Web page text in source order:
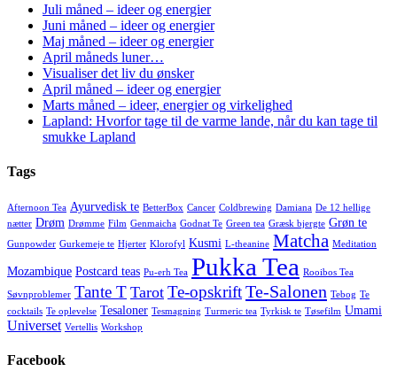
Juli måned – ideer og energier
Juni måned – ideer og energier
Maj måned – ideer og energier
April måneds luner…
Visualiser det liv du ønsker
April måned – ideer og energier
Marts måned – ideer, energier og virkelighed
Lapland: Hvorfor tage til de varme lande, når du kan tage til
smukke Lapland
Tags
Afternoon Tea Ayurvedisk te BetterBox Cancer Coldbrewing Damiana De 12 hellige
nætter Drøm Drømme Film Genmaicha Godnat Te Green tea Græsk bjergte Grøn te
Gunpowder Gurkemeje te Hjerter Klorofyl Kusmi L-theanine Matcha Meditation
Mozambique Postcard teas Pu-erh Tea Pukka Tea Rooibos Tea
Søvnproblemer Tante T Tarot Te-opskriftTe-Salonen Tebog Te
cocktails Te oplevelse Tesaloner Tesmagning Turmeric tea Tyrkisk te Tøsefilm Umami
Universet Vertellis Workshop
Facebook